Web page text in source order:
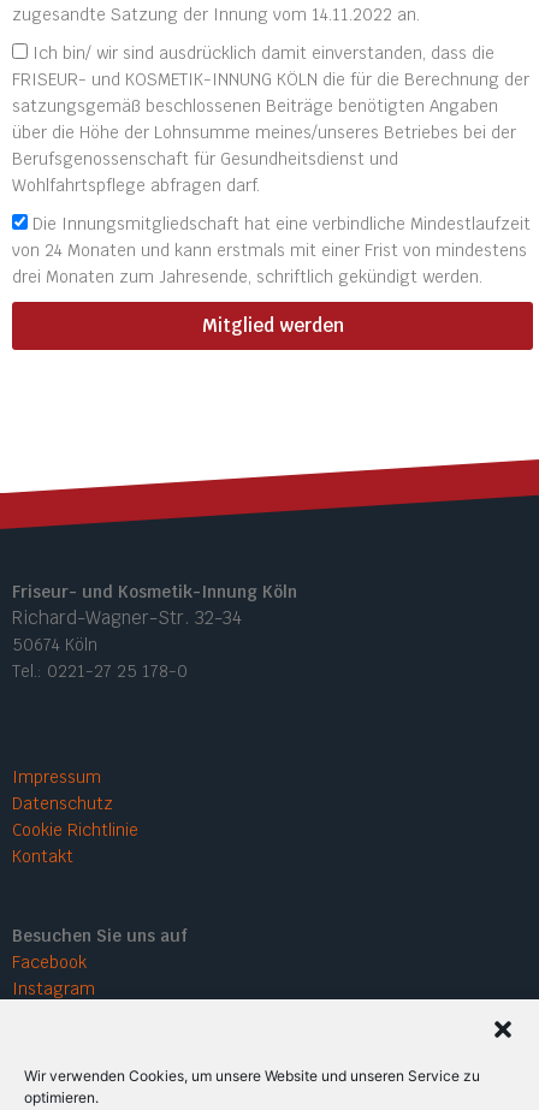
Wir verwenden Cookies, um unsere Website und unseren Service zu
optimieren.
zugesandte Satzung der Innung vom 14.11.2022 an.
Ich bin/ wir sind ausdrücklich damit einverstanden, dass die
FRISEUR- und KOSMETIK-INNUNG KÖLN die für die Berechnung der
satzungsgemäß beschlossenen Beiträge benötigten Angaben
über die Höhe der Lohnsumme meines/unseres Betriebes bei der
Berufsgenossenschaft für Gesundheitsdienst und
Wohlfahrtspflege abfragen darf.
Die Innungsmitgliedschaft hat eine verbindliche Mindestlaufzeit
von 24 Monaten und kann erstmals mit einer Frist von mindestens
drei Monaten zum Jahresende, schriftlich gekündigt werden.
Mitglied werden
Friseur- und Kosmetik-Innung Köln
Richard-Wagner-Str. 32-34
50674 Köln
Tel.: 0221-27 25 178-0
Impressum
Datenschutz
Cookie Richtlinie
Kontakt
Besuchen Sie uns auf
Facebook
Instagram